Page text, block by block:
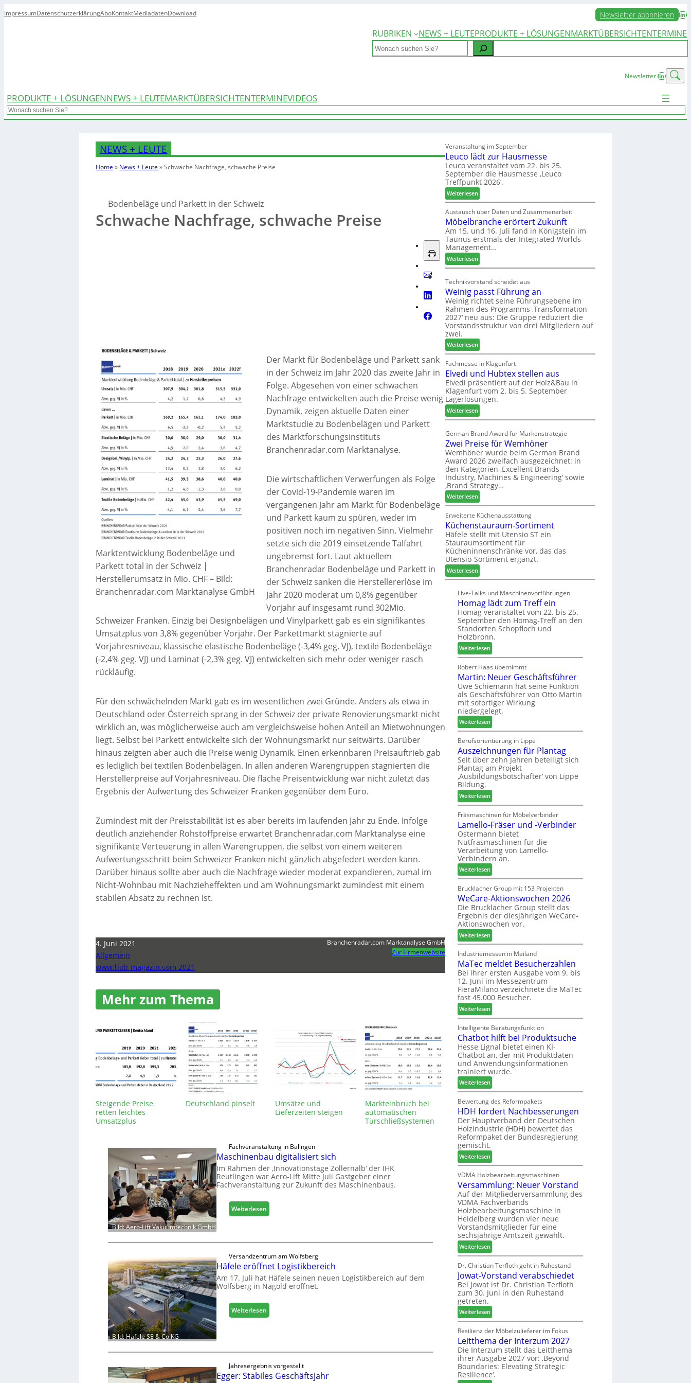
ImpressumDatenschutzerklärungAboKontaktMediadatenDownload Newsletter abonnieren LinkedIn
RUBRIKEN
NEWS + LEUTEPRODUKTE + LÖSUNGENMARKTÜBERSICHTENTERMINE
Search
NewsletterLinkedIn
PRODUKTE + LÖSUNGENNEWS + LEUTEMARKTÜBERSICHTENTERMINEVIDEOS
Search
NEWS + LEUTE
Home » News + Leute »Schwache Nachfrage, schwache Preise
Bodenbeläge und Parkett in der Schweiz
Schwache Nachfrage, schwache Preise
Marktentwicklung Bodenbeläge und
Parkett total in der Schweiz |
Herstellerumsatz in Mio. CHF– Bild:
Branchenradar.com Marktanalyse GmbH
Der Markt für Bodenbeläge und Parkett sank
in der Schweiz im Jahr 2020 das zweite Jahr in
Folge. Abgesehen von einer schwachen
Nachfrage entwickelten auch die Preise wenig
Dynamik, zeigen aktuelle Daten einer
Marktstudie zu Bodenbelägen und Parkett
des Marktforschungsinstituts
Branchenradar.com Marktanalyse.
Die wirtschaftlichen Verwerfungen als Folge
der Covid-19-Pandemie waren im
vergangenen Jahr am Markt für Bodenbeläge
und Parkett kaum zu spüren, weder im
positiven noch im negativen Sinn. Vielmehr
setzte sich die 2019 einsetzende Talfahrt
ungebremst fort. Laut aktuellem
Branchenradar Bodenbeläge und Parkett in
der Schweiz sanken die Herstellererlöse im
Jahr 2020 moderat um 0,8% gegenüber
Vorjahr auf insgesamt rund 302Mio.
Schweizer Franken. Einzig bei Designbelägen und Vinylparkett gab es ein signifikantes
Umsatzplus von 3,8% gegenüber Vorjahr. Der Parkettmarkt stagnierte auf
Vorjahresniveau, klassische elastische Bodenbeläge (-3,4% geg. VJ), textile Bodenbeläge
(-2,4% geg. VJ) und Laminat (-2,3% geg. VJ) entwickelten sich mehr oder weniger rasch
rückläufig.
Für den schwächelnden Markt gab es im wesentlichen zwei Gründe. Anders als etwa in
Deutschland oder Österreich sprang in der Schweiz der private Renovierungsmarkt nicht
wirklich an, was möglicherweise auch am vergleichsweise hohen Anteil an Mietwohnungen
liegt. Selbst bei Parkett entwickelte sich der Wohnungsmarkt nur seitwärts. Darüber
hinaus zeigten aber auch die Preise wenig Dynamik. Einen erkennbaren Preisauftrieb gab
es lediglich bei textilen Bodenbelägen. In allen anderen Warengruppen stagnierten die
Herstellerpreise auf Vorjahresniveau. Die flache Preisentwicklung war nicht zuletzt das
Ergebnis der Aufwertung des Schweizer Franken gegenüber dem Euro.
Zumindest mit der Preisstabilität ist es aber bereits im laufenden Jahr zu Ende. Infolge
deutlich anziehender Rohstoffpreise erwartet Branchenradar.com Marktanalyse eine
signifikante Verteuerung in allen Warengruppen, die selbst von einem weiteren
Aufwertungsschritt beim Schweizer Franken nicht gänzlich abgefedert werden kann.
Darüber hinaus sollte aber auch die Nachfrage wieder moderat expandieren, zumal im
Nicht-Wohnbau mit Nachzieheffekten und am Wohnungsmarkt zumindest mit einem
stabilen Absatz zu rechnen ist.
4. Juni 2021
Allgemein
www.hob-magazin.com 2021
Branchenradar.com Marktanalyse GmbH
Zur Firmenwebsite
Mehr zum Thema
Steigende Preise
retten leichtes
Umsatzplus
Deutschland pinselt
Umsätze und
Lieferzeiten steigen
Markteinbruch bei
automatischen
Türschließsystemen
Bild: Aero-Lift Vakuumtechnik GmbH
Fachveranstaltung in Balingen
Maschinenbau digitalisiert sich
Im Rahmen der ‚Innovationstage Zollernalb‘ der IHK
Reutlingen war Aero-Lift Mitte Juli Gastgeber einer
Fachveranstaltung zur Zukunft des Maschinenbaus.
Weiterlesen:
M
h
i
n
e
b
a
g
i
t
Bild: Häfele SE & Co KG
Versandzentrum am Wolfsberg
Häfele eröffnet Logistikbereich
Am 17. Juli hat Häfele seinen neuen Logistikbereich auf dem
Wolfsberg in Nagold eröffnet.
Weiterlesen:
H
e
e
Jahresergebnis vorgestellt
Egger: Stabiles Geschäftsjahr
Veranstaltung im September
Leuco lädt zur Hausmesse
Leuco veranstaltet vom 22. bis 25.
September die Hausmesse ‚Leuco
Treffpunkt 2026‘.
Weiterlesen:
L
e
u
c
o
l
d
z
u
r
H
a
s
m
s
s
e
Austausch über Daten und Zusammenarbeit
Möbelbranche erörtert Zukunft
Am 15. und 16. Juli fand in Königstein im
Taunus erstmals der Integrated Worlds
Management…
Weiterlesen:
M
b
e
l
b
r
n
c
h
e
r
ö
r
t
r
t
Z
u
k
u
n
f
t
Technikvorstand scheidet aus
Weinig passt Führung an
Weinig richtet seine Führungsebene im
Rahmen des Programms ‚Transformation
2027‘ neu aus: Die Gruppe reduziert die
Vorstandsstruktur von drei Mitgliedern auf
zwei.
Weiterlesen:
W
e
i
n
i
g
a
s
t
F
ü
h
r
u
n
a
n
Fachmesse in Klagenfurt
Elvedi und Hubtex stellen aus
Elvedi präsentiert auf der Holz&Bau in
Klagenfurt vom 2. bis 5. September
Lagerlösungen.
Weiterlesen:
E
v
e
d
i
u
n
d
H
u
t
e
x
s
t
e
l
e
n
a
u
s
German Brand Award für Markenstrategie
Zwei Preise für Wemhöner
Wemhöner wurde beim German Brand
Award 2026 zweifach ausgezeichnet: in
den Kategorien ‚Excellent Brands –
Industry, Machines & Engineering‘ sowie
‚Brand Strategy…
Weiterlesen:
Z
w
e
i
P
r
e
i
s
f
ü
r
W
e
m
h
n
e
r
Erweiterte Küchenausstattung
Küchenstauraum-Sortiment
Häfele stellt mit Utensio ST ein
Stauraumsortiment für
Kücheninnenschränke vor, das das
Utensio-Sortiment ergänzt.
Weiterlesen:
K
c
h
e
n
s
t
a
r
a
u
m
-
S
o
t
i
m
e
n
t
Live-Talks und Maschinenvorführungen
Homag lädt zum Treff ein
Homag veranstaltet vom 22. bis 25.
September den Homag-Treff an den
Standorten Schopfloch und
Holzbronn.
Weiterlesen:
H
o
m
a
g
l
ä
d
t
z
u
m
T
r
f
f
e
i
n
Robert Haas übernimmt
Martin: Neuer Geschäftsführer
Uwe Schiemann hat seine Funktion
als Geschäftsführer von Otto Martin
mit sofortiger Wirkung
niedergelegt.
Weiterlesen:
M
a
r
t
i
n
N
e
u
e
r
G
e
s
c
h
ä
f
t
s
f
ü
h
r
e
r
Berufsorientierung in Lippe
Auszeichnungen für Plantag
Seit über zehn Jahren beteiligt sich
Plantag am Projekt
‚Ausbildungsbotschafter‘ von Lippe
Bildung.
Weiterlesen:
A
u
s
z
e
i
c
h
n
u
n
g
e
n
ü
r
P
l
a
n
t
a
g
Fräsmaschinen für Möbelverbinder
Lamello-Fräser und -Verbinder
Ostermann bietet
Nutfräsmaschinen für die
Verarbeitung von Lamello-
Verbindern an.
Weiterlesen:
L
a
m
e
l
l
-
F
r
ä
s
e
r
u
n
d
-
V
e
r
b
i
n
d
e
r
Brucklacher Group mit 153 Projekten
WeCare-Aktionswochen 2026
Die Brucklacher Group stellt das
Ergebnis der diesjährigen WeCare-
Aktionswochen vor.
Weiterlesen:
W
e
C
a
r
e
-
A
k
t
i
o
n
s
w
o
c
h
e
n
2
0
2
6
Industriemessen in Mailand
MaTec meldet Besucherzahlen
Bei ihrer ersten Ausgabe vom 9. bis
12. Juni im Messezentrum
FieraMilano verzeichnete die MaTec
fast 45.000 Besucher.
Weiterlesen:
M
a
T
e
c
m
e
l
d
e
t
B
e
s
u
c
h
e
r
z
a
h
l
e
n
Intelligente Beratungsfunktion
Chatbot hilft bei Produktsuche
Hesse Lignal bietet einen KI-
Chatbot an, der mit Produktdaten
und Anwendungsinformationen
trainiert wurde.
Weiterlesen:
C
h
a
t
b
o
t
h
i
l
f
t
b
e
i
P
r
o
d
u
k
t
s
u
c
h
e
Bewertung des Reformpakets
HDH fordert Nachbesserungen
Der Hauptverband der Deutschen
Holzindustrie (HDH) bewertet das
Reformpaket der Bundesregierung
gemischt.
Weiterlesen:
H
D
H
f
o
r
d
e
r
t
N
a
c
h
b
s
s
e
r
u
n
g
e
VDMA Holzbearbeitungsmaschinen
Versammlung: Neuer Vorstand
Auf der Mitgliederversammlung des
VDMA Fachverbands
Holzbearbeitungsmaschine in
Heidelberg wurden vier neue
Vorstandsmitglieder für eine
sechsjährige Amtszeit gewählt.
Weiterlesen:
V
e
r
s
a
m
l
u
n
g
:
N
e
Dr. Christian Terfloth geht in Ruhestand
Jowat-Vorstand verabschiedet
Bei Jowat ist Dr. Christian Terfloth
zum 30. Juni in den Ruhestand
getreten.
Weiterlesen:
J
o
w
a
t
-
V
Resilienz der Möbelzulieferer im Fokus
Leitthema der Interzum 2027
Die Interzum stellt das Leitthema
ihrer Ausgabe 2027 vor: ‚Beyond
Boundaries: Elevating Strategic
Resilience‘.